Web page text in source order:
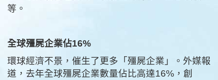
等。
全球殭屍企業佔16%
環球經濟不景，催生了更多「殭屍企業」。外媒報
道，去年全球殭屍企業數量佔比高達16%，創